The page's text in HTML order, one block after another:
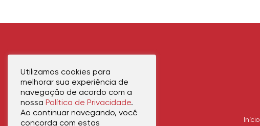
Início
Utilizamos cookies para
melhorar sua experiência de
navegação de acordo com a
nossa Política de Privacidade.
Ao continuar navegando, você
concorda com estas